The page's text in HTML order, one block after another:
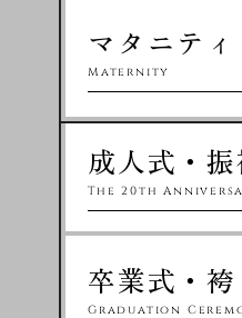
成人式・振
The 20th
卒業式・袴
Graduation
マタニティ
Maternity